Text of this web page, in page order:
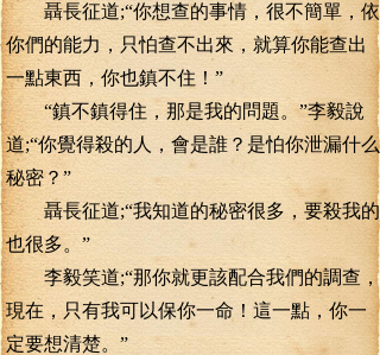
聶長征道;“你想查的事情，很不簡單，依
你們的能力，只怕查不出來，就算你能查出
一點東西，你也鎮不住！”
“鎮不鎮得住，那是我的問題。”李毅說
道;“你覺得殺的人，會是誰？是怕你泄漏什么
秘密？”
聶長征道;“我知道的秘密很多，要殺我的
也很多。”
李毅笑道;“那你就更該配合我們的調查，
現在，只有我可以保你一命！這一點，你一
定要想清楚。”